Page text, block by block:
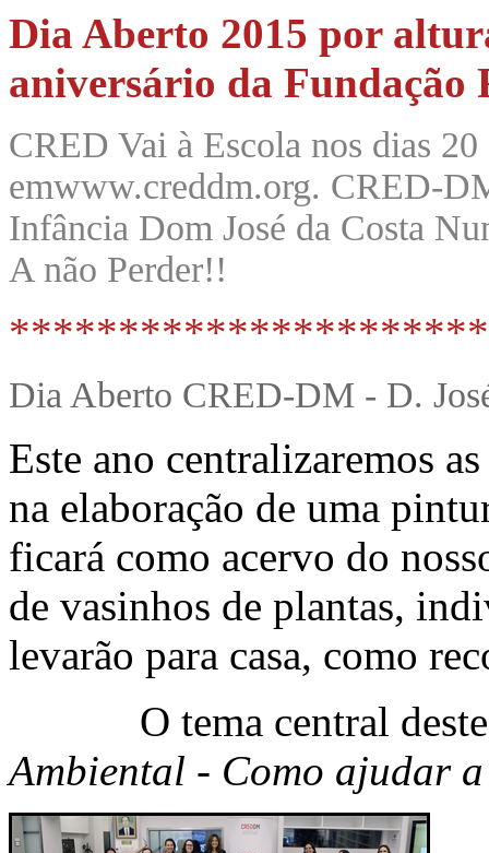
Dia Aberto 2015 por
aniversário da
CRED Vai à Escola nos dias
emwww.creddm.org. CRED-
Infância Dom José da Costa
A não Perder!!
Dia Aberto CRED-DM - D.
Este ano centralizaremos
na elaboração de uma
ficará como acervo do
de vasinhos de plantas,
levarão para casa, como
O tema central deste
Ambiental - Como ajudar